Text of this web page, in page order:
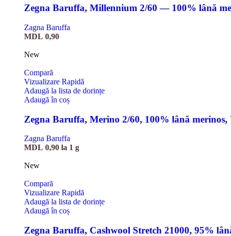
Zegna Baruffa, Millennium 2/60 — 100% lână
Zagna Baruffa
MDL 0,90
New
Compară
Vizualizare Rapidă
Adaugă la lista de dorințe
Adaugă în coș
Zegna Baruffa, Merino 2/60, 100% lână merinos,
Zagna Baruffa
MDL 0,90 la 1 g
New
Compară
Vizualizare Rapidă
Adaugă la lista de dorințe
Adaugă în coș
Zegna Baruffa, Cashwool Stretch 21000, 95%